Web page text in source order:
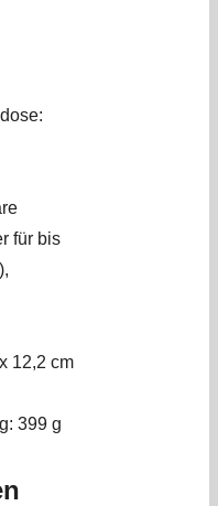
für bis
12,2 cm
399 g